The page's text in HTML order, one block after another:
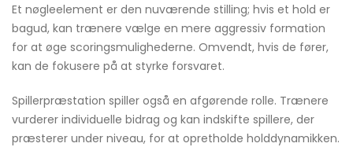
Et nøgleelement er den nuværende stilling; hvis et hold er
bagud, kan trænere vælge en mere aggressiv formation
for at øge scoringsmulighederne. Omvendt, hvis de fører,
kan de fokusere på at styrke forsvaret.
Spillerpræstation spiller også en afgørende rolle. Trænere
vurderer individuelle bidrag og kan indskifte spillere, der
præsterer under niveau, for at opretholde holddynamikken.